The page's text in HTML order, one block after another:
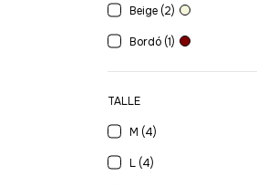
Beige (2)
Bordó (1)
TALLE
M (4)
L (4)